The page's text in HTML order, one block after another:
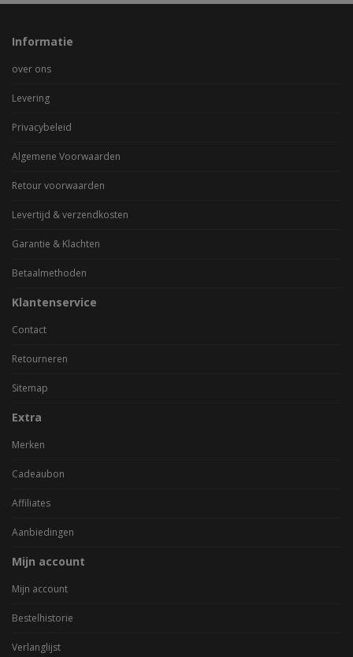
Informatie
over ons
Levering
Privacybeleid
Algemene Voorwaarden
Retour voorwaarden
Levertijd & verzendkosten
Garantie & Klachten
Betaalmethoden
Klantenservice
Contact
Retourneren
Sitemap
Extra
Merken
Cadeaubon
Affiliates
Aanbiedingen
Mijn account
Mijn account
Bestelhistorie
Verlanglijst